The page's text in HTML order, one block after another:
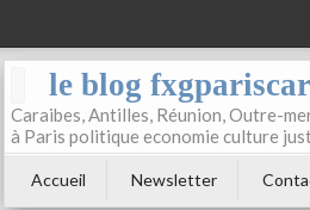
le blog
Caraibes, Antilles, Réunion, Outre-
à Paris politique economie culture
Accueil Newsletter